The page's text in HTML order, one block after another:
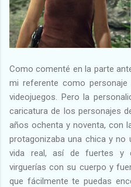
Como comenté en la parte
mi referente como
videojuegos. Pero la
caricatura de los personajes
años ochenta y noventa, con
protagonizaba una chica y no
vida real, así de fuertes y
virguerías con su cuerpo y
que fácilmente te puedas